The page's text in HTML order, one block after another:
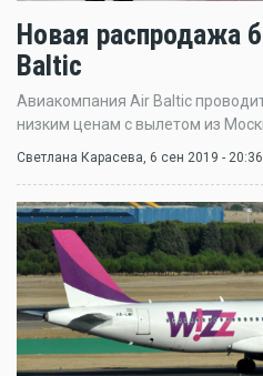
Новая распродажа
Baltic
Авиакомпания Air Baltic
низким ценам с вылетом из
Светлана Карасева , 6 сен 2019 - 20:36